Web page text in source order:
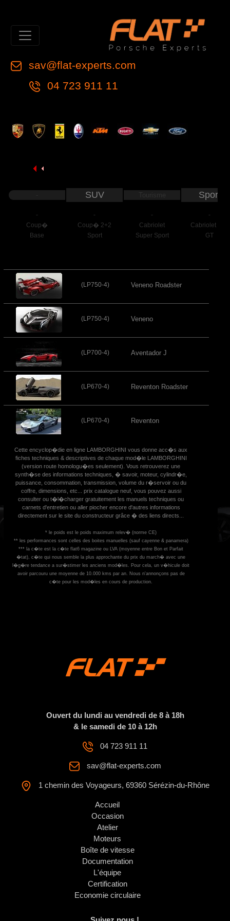
sav@flat-experts.com
04 723 911 11
SUV Sport
- - -
-
Coup�
Coup� 2+2 Cabriolet
Cabriolet 2+2
Base
Sport Super Sport GT
(LP750-4) Veneno Roadster
(LP750-4) Veneno
(LP700-4) Aventador J
(LP670-4) Reventon Roadster
(LP670-4) Reventon
Cette encyclop�die en ligne LAMBORGHINI vous donne acc�s aux
fiches techniques & descriptives de chaque mod�le LAMBORGHINI
(version route homologu�es seulement). Vous retrouverez une
synth�se des informations techniques, � savoir, moteur, cylindr�e,
puissance, consommation, transmission, volume du r�servoir ou du
coffre, dimensions, etc... prix catalogue neuf, vous pouvez aussi
consulter ou t�l�charger gratuitement les manuels techniques ou
carnets d'entretien ou aller piocher encore d'autres informations
directement sur le site du constructeur grâce � des liens directs...
* le poids est le poids maximum relev� (norme CE)
** les performances sont celles des boites manuelles (sauf cayenne & panamera)
*** la c�te est la c�te flat6 magazine ou LVA (moyenne entre Bon et Parfait
�tat), c�te qui nous semble la plus approchante du prix du march� avec une
l�g�re tendance a sur�stimer les anciens mod�les. Pour cela, un v�hicule doit
avoir parcouru une moyenne de 10.000 kms par an. Nous n'annonçons pas de
c�te pour les mod�les en cours de production.
Ouvert du lundi au vendredi de 8 à 18h
& le samedi de 10 à 12h
04 723 911 11
sav@flat-experts.com
1 chemin des Voyageurs, 69360 Sérézin-du-Rhône
Accueil
Occasion
Atelier
Moteurs
Boîte de vitesse
Documentation
L'équipe
Certification
Economie circulaire